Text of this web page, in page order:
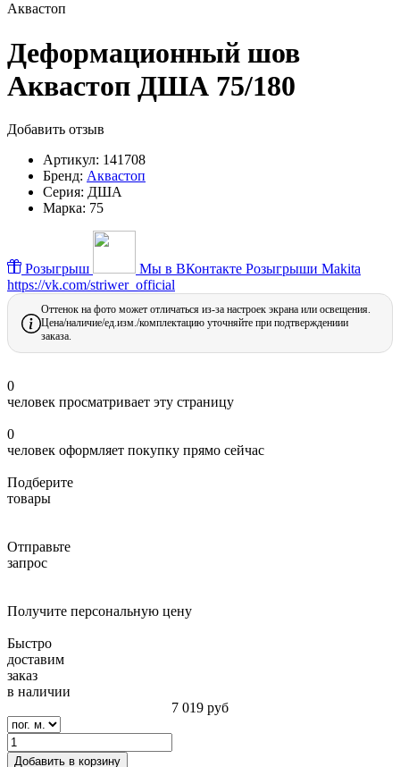
Аквастоп
Деформационный шов
Аквастоп ДША 75/180
Добавить отзыв
Артикул: 141708
Бренд: Аквастоп
Серия: ДША
Марка: 75
Розыгрыш Мы в ВКонтакте Розыгрыши Makita
https://vk.com/striwer_official
Оттенок на фото может отличаться из-за настроек экрана или освещения.
Цена/наличие/ед.изм./комплектацию уточняйте при подтверждениии
заказа.
0
человек просматривает эту страницу
0
человек оформляет покупку прямо сейчас
Подберите
товары
Отправьте
запрос
Получите персональную цену
Быстро
доставим
заказ
в наличии
7 019 руб
Добавить в корзину